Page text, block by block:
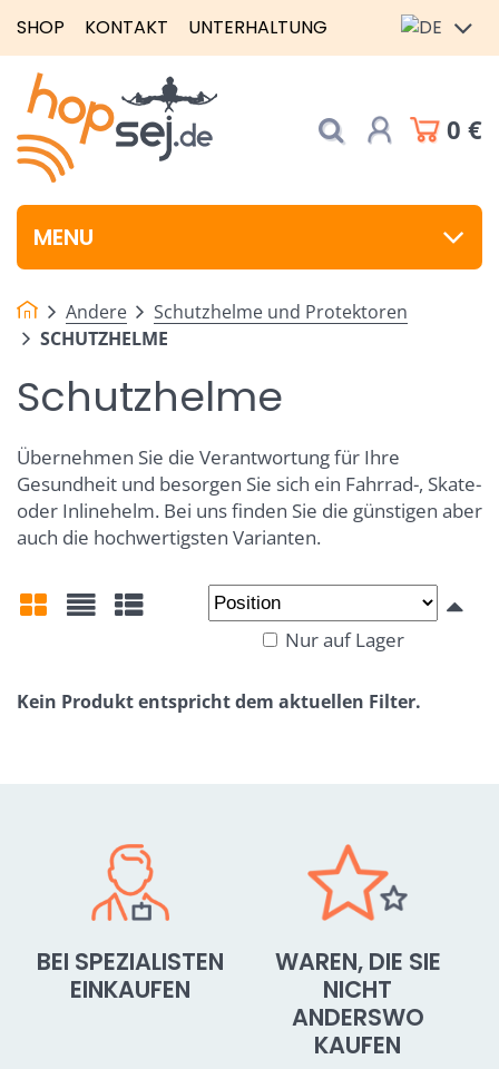
SHOP KONTAKT UNTERHALTUNG
0 €
MENU
Andere
Schutzhelme und Protektoren
SCHUTZHELME
Schutzhelme
Übernehmen Sie die Verantwortung für Ihre
Gesundheit und besorgen Sie sich ein Fahrrad-, Skate-
oder Inlinehelm. Bei uns finden Sie die günstigen aber
auch die hochwertigsten Varianten.
Nur auf Lager
BEI SPEZIALISTEN
EINKAUFEN
WAREN, DIE SIE
NICHT
ANDERSWO
KAUFEN